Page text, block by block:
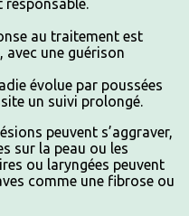
responsable.
au traitement est
avec une guérison
évolue par poussées
un suivi prolongé.
peuvent s’aggraver,
sur la peau ou les
ou laryngées peuvent
comme une fibrose ou